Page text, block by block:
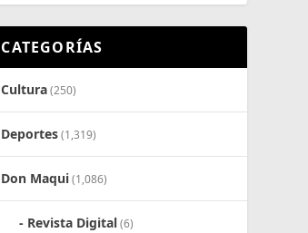
CATEGORÍAS
Cultura(250)
Deportes(1,319)
Don Maqui(1,086)
Revista Digital(6)